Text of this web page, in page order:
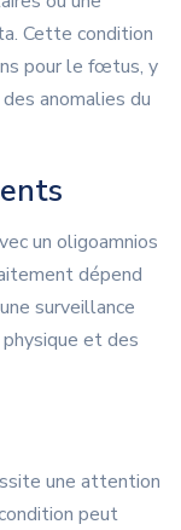
Cette condition
pour le fœtus, y
anomalies du
un oligoamnios
dépend
surveillance
et des
une attention
peut